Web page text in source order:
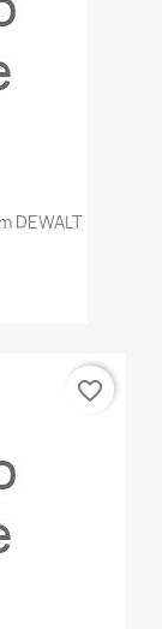
DEWALT
favorite_border